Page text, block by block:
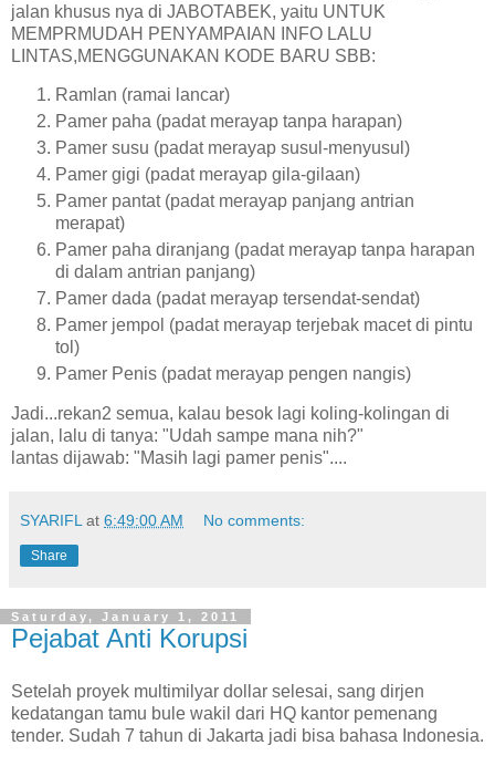
jalan khusus nya di JABOTABEK, yaitu UNTUK
MEMPRMUDAH PENYAMPAIAN INFO LALU
LINTAS,MENGGUNAKAN KODE BARU SBB:
Ramlan (ramai lancar)
Pamer paha (padat merayap tanpa harapan)
Pamer susu (padat merayap susul-menyusul)
Pamer gigi (padat merayap gila-gilaan)
Pamer pantat (padat merayap panjang antrian
merapat)
Pamer paha diranjang (padat merayap tanpa harapan
di dalam antrian panjang)
Pamer dada (padat merayap tersendat-sendat)
Pamer jempol (padat merayap terjebak macet di pintu
tol)
Pamer Penis (padat merayap pengen nangis)
Jadi...rekan2 semua, kalau besok lagi koling-kolingan di
jalan, lalu di tanya: "Udah sampe mana nih?"
lantas dijawab: "Masih lagi pamer penis"....
SYARIFL at 6:49:00 AM No comments:
Share
Saturday, January 1, 2011
Pejabat Anti Korupsi
Setelah proyek multimilyar dollar selesai, sang dirjen
kedatangan tamu bule wakil dari HQ kantor pemenang
tender. Sudah 7 tahun di Jakarta jadi bisa bahasa Indonesia.